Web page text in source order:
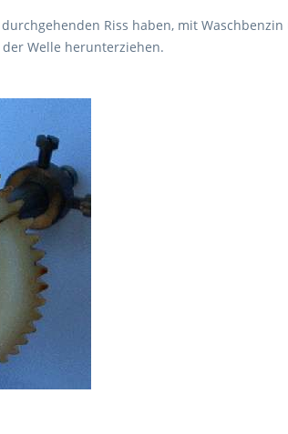
Riss haben, mit
Welle herunterziehen.